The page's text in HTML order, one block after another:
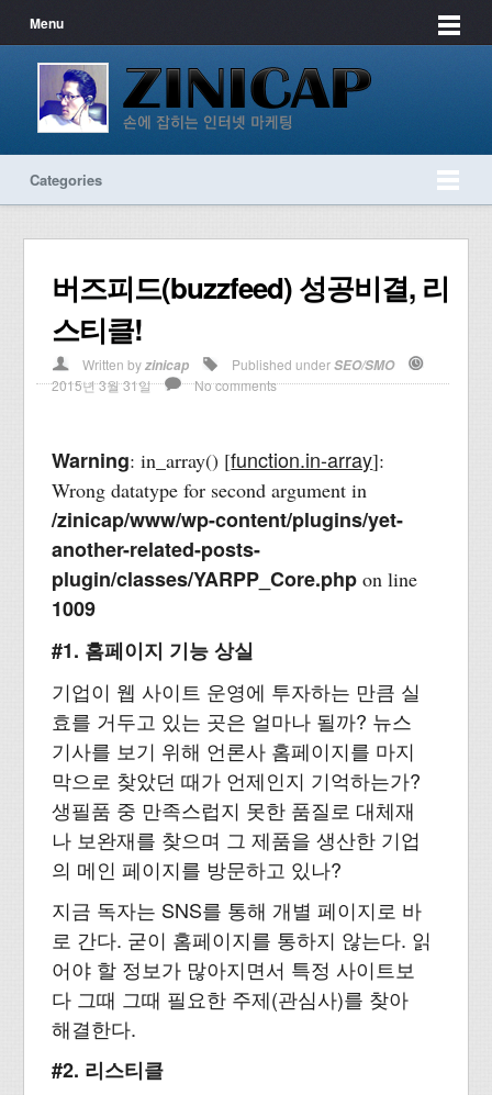
Menu
Categories
버즈피드(buzzfeed) 성공비결, 리
스티클!
Written byzinicap Published underSEO/SMO
2015년 3월 31일
No comments
Warning: in_array() [function.in-array]:
Wrong datatype for second argument in
/zinicap/www/wp-content/plugins/yet-
another-related-posts-
plugin/classes/YARPP_Core.php on line
1009
#1. 홈페이지 기능 상실
기업이 웹 사이트 운영에 투자하는 만큼 실
효를 거두고 있는 곳은 얼마나 될까? 뉴스
기사를 보기 위해 언론사 홈페이지를 마지
막으로 찾았던 때가 언제인지 기억하는가?
생필품 중 만족스럽지 못한 품질로 대체재
나 보완재를 찾으며 그 제품을 생산한 기업
의 메인 페이지를 방문하고 있나?
지금 독자는 SNS를 통해 개별 페이지로 바
로 간다. 굳이 홈페이지를 통하지 않는다. 읽
어야 할 정보가 많아지면서 특정 사이트보
다 그때 그때 필요한 주제(관심사)를 찾아
해결한다.
#2. 리스티클